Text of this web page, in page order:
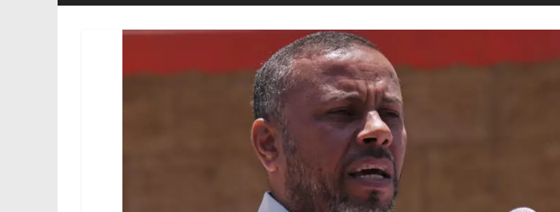
exportations de cuivre et de cobalt
concentrés pour valoriser sa
production